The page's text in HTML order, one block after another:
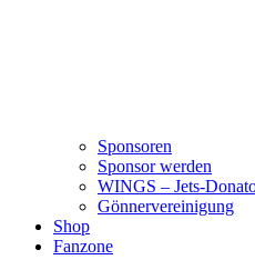
Sponsoren
Sponsor werden
WINGS – Jets-
Gönnervereinigung
Shop
Fanzone